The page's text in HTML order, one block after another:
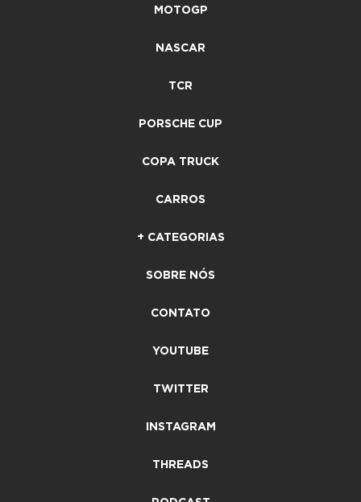
MOTOGP
NASCAR
TCR
PORSCHE CUP
COPA TRUCK
CARROS
+ CATEGORIAS
SOBRE NÓS
CONTATO
YOUTUBE
TWITTER
INSTAGRAM
THREADS